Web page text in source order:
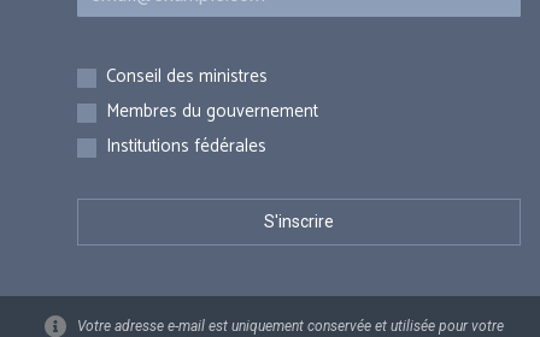
Inscriptions
Conseil des ministres
Membres du gouvernement
Institutions fédérales
Votre adresse e-mail est uniquement conservée et utilisée pour votre